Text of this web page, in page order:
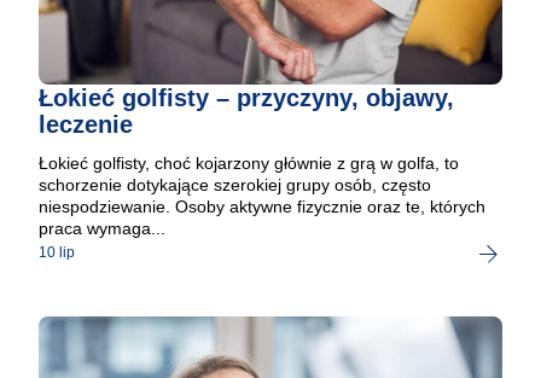
Łokieć golfisty – przyczyny, objawy,
leczenie
Łokieć golfisty, choć kojarzony głównie z grą w golfa, to
schorzenie dotykające szerokiej grupy osób, często
niespodziewanie. Osoby aktywne fizycznie oraz te, których
praca wymaga...
10 lip